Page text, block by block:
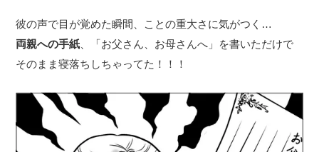
彼の声で目が覚めた瞬間、ことの重大さに気がつく…
両親への手紙 、「お父さん、お母さんへ」を書いただけで
そのまま寝落ちしちゃってた！！！